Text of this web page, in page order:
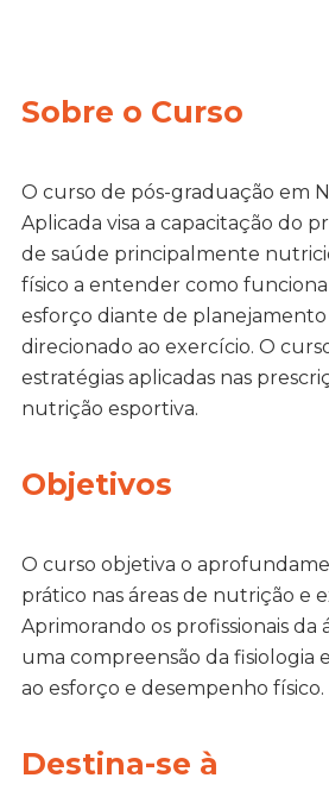
Sobre o Curso
O curso de pós-graduação em
Aplicada visa a capacitação do
de saúde principalmente
físico a entender como funciona
esforço diante de planejamento
direcionado ao exercício. O
estratégias aplicadas nas
nutrição esportiva.
Objetivos
O curso objetiva o
prático nas áreas de nutrição e
Aprimorando os profissionais da
uma compreensão da fisiologia
ao esforço e desempenho físico.
Destina-se à